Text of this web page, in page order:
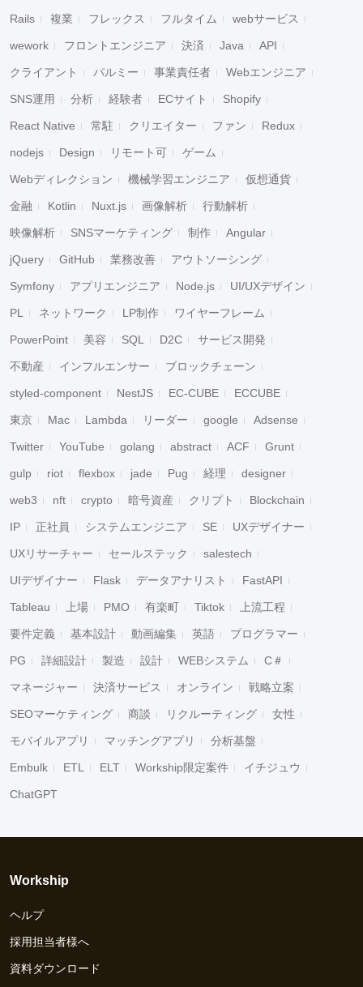
Rails 複業 フレックス フルタイム webサービス
wework フロントエンジニア 決済 Java API
クライアント パルミー 事業責任者 Webエンジニア
SNS運用 分析 経験者 ECサイト Shopify
React Native 常駐 クリエイター ファン Redux
nodejs Design リモート可 ゲーム
Webディレクション 機械学習エンジニア 仮想通貨
金融 Kotlin Nuxt.js 画像解析 行動解析
映像解析 SNSマーケティング 制作 Angular
jQuery GitHub 業務改善 アウトソーシング
Symfony アプリエンジニア Node.js UI/UXデザイン
PL ネットワーク LP制作 ワイヤーフレーム
PowerPoint 美容 SQL D2C サービス開発
不動産 インフルエンサー ブロックチェーン
styled-component NestJS EC-CUBE ECCUBE
東京 Mac Lambda リーダー google Adsense
Twitter YouTube golang abstract ACF Grunt
gulp riot flexbox jade Pug 経理 designer
web3 nft crypto 暗号資産 クリプト Blockchain
IP 正社員 システムエンジニア SE UXデザイナー
UXリサーチャー セールステック salestech
UIデザイナー Flask データアナリスト FastAPI
Tableau 上場 PMO 有楽町 Tiktok 上流工程
要件定義 基本設計 動画編集 英語 プログラマー
PG 詳細設計 製造 設計 WEBシステム C＃
マネージャー 決済サービス オンライン 戦略立案
SEOマーケティング 商談 リクルーティング 女性
モバイルアプリ マッチングアプリ 分析基盤
Embulk ETL ELT Workship限定案件 イチジュウ
ChatGPT
Workship
ヘルプ
採用担当者様へ
資料ダウンロード